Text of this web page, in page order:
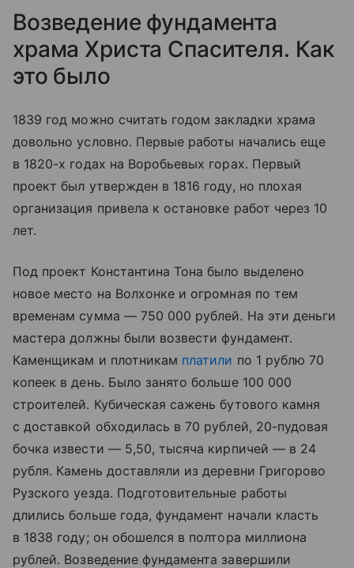
Возведение фундамента
храма Христа Спасителя. Как
это было
1839 год можно считать годом закладки храма
довольно условно. Первые работы начались еще
в 1820-х годах на Воробьевых горах. Первый
проект был утвержден в 1816 году, но плохая
организация привела к остановке работ через 10
лет.
Под проект Константина Тона было выделено
новое место на Волхонке и огромная по тем
временам сумма — 750 000 рублей. На эти деньги
мастера должны были возвести фундамент.
Каменщикам и плотникам платили по 1 рублю 70
копеек в день. Было занято больше 100 000
строителей. Кубическая сажень бутового камня
с доставкой обходилась в 70 рублей, 20-пудовая
бочка извести — 5,50, тысяча кирпичей — в 24
рубля. Камень доставляли из деревни Григорово
Рузского уезда. Подготовительные работы
длились больше года, фундамент начали класть
в 1838 году; он обошелся в полтора миллиона
рублей. Возведение фундамента завершили